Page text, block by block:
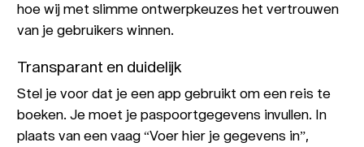
hoe wij met slimme ontwerpkeuzes het vertrouwen
van je gebruikers winnen.
Transparant en duidelijk
Stel je voor dat je een app gebruikt om een reis te
boeken. Je moet je paspoortgegevens invullen. In
plaats van een vaag “Voer hier je gegevens in”,